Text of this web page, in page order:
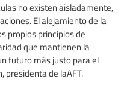
no existen aisladamente,
El alejamiento de la
propios principios de
que mantienen la
futuro más justo para el
presidenta de laAFT.